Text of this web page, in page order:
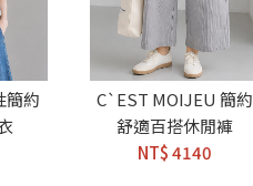
簡約
C`EST MOIJEU 簡約
舒適百搭休閒褲
NT$ 4140